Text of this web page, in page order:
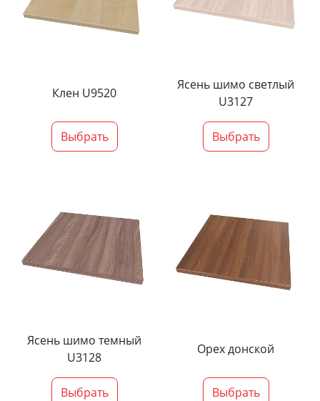
Клен U9520
Выбрать
Ясень шимо светлый
U3127
Выбрать
Ясень шимо темный
U3128
Выбрать
Орех донской
Выбрать